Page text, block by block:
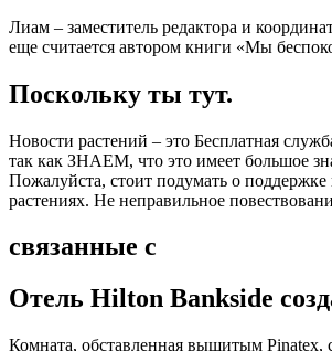
Лиам – заместитель редактора и
еще считается автором книги «Мы
Поскольку ты тут.
Новости растений – это Бесплатная
так как ЗНАЕМ, что это имеет большое
Пожалуйста, стоит подумать о
растениях. Не неправильное
связанные с
Отель Hilton Bankside
Комната, обставленная вышитым Pinatex,